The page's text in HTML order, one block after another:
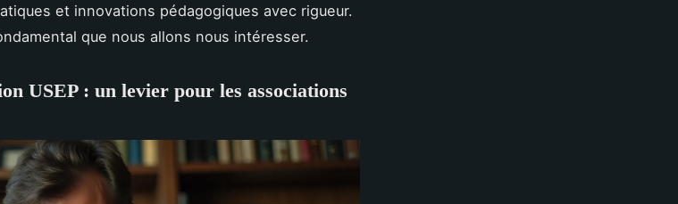
et innovations pédagogiques avec rigueur.
que nous allons nous intéresser.
USEP : un levier pour les associations